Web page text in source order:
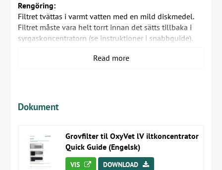
Rengöring:
Filtret tvättas i varmt vatten med en mild diskmedel.
Filtret måste vara helt torrt innan det sätts tillbaka i
syrgaskoncentratorn (se instruktioner i snabbguide).
Read more
Dokument
Grovfilter til OxyVet lV iltkoncentrator
Quick Guide (Engelsk)
VIS DOWNLOAD